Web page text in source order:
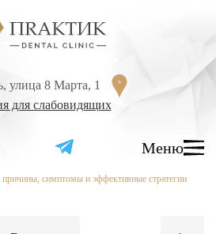
улица 8 Марта, 1
для слабовидящих
Меню
симптомы и эффективные стратегии
улица 8 Марта, 1
для слабовидящих
Меню